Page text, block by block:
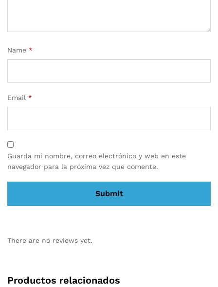
Name *
Email *
Guarda mi nombre, correo electrónico y web en este
navegador para la próxima vez que comente.
There are no reviews yet.
Productos relacionados